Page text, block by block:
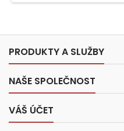
PRODUKTY A SLUŽBY
NAŠE SPOLEČNOST
VÁŠ ÚČET